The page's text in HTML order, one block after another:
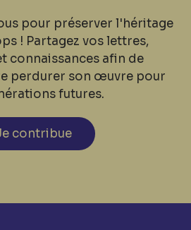
pour préserver l'héritage
! Partagez vos lettres,
connaissances afin de
perdurer son œuvre pour
futures.
contribue